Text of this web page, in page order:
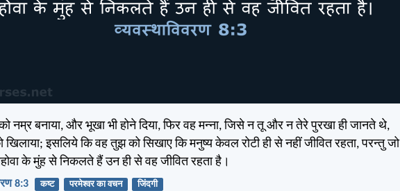
नम्र बनाया, और भूखा भी होने दिया, फिर वह मन्ना, जिसे न तू और न तेरे पुरखा ही जानते थे,
खिलाया; इसलिये कि वह तुझ को सिखाए कि मनुष्य केवल रोटी ही से नहीं जीवित रहता, परन्तु जो
के मुंह से निकलते हैं उन ही से वह जीवित रहता है।
8:3 कष्ट परमेश्वर का वचन जिंदगी